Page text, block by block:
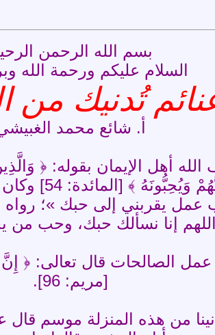
بسم الله الرحمن
السلام عليكم ورحمة الله
تُدنيك من
أ. شائع محمد
بعض عباده
يقربني إلى حبك »؛ رواه
إنا نسألك حبك، وحب من
الصالحات قال تعالى: ﴿
[مريم: 96].
من هذه المنزلة موسم